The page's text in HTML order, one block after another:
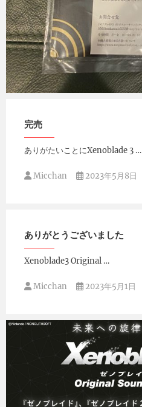
完売
ありがたいことにXenoblade 3 …
Micchan 2023年5月8日
ありがとうございました
Xenoblade3 Original …
Micchan 2023年5月1日